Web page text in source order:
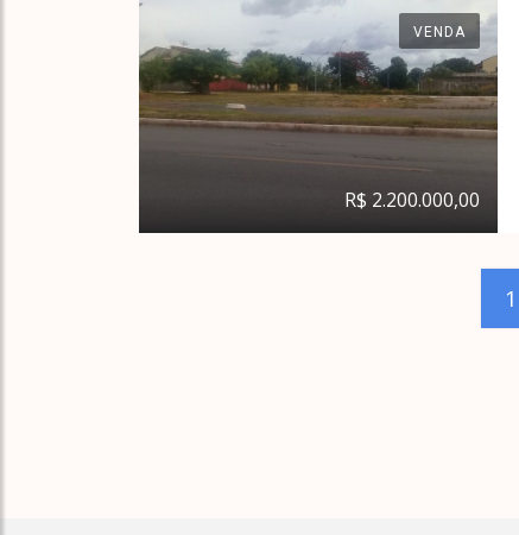
VENDA
R$ 2.200.000,00
1